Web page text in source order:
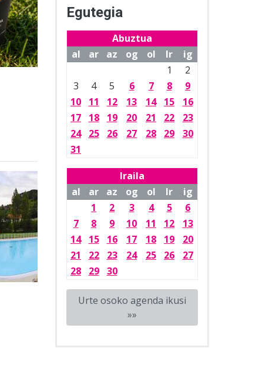
Egutegia
Abuztua
al
ar az og ol lr
ig
1
2
3
4 5 6 7 8
9
10
11 12 13 14 15
16
17
18 19 20 21 22
23
24
25 26 27 28 29
30
31
Iraila
al
ar az og ol lr
ig
1
2 3 4 5
6
7
8 9 10 11 12
13
14
15 16 17 18 19
20
21
22 23 24 25 26
27
28
29 30
Urte osoko agenda ikusi
»»